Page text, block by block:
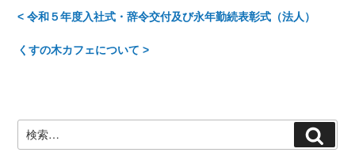
投
稿
ビ
ゲ
< 令和５年度入社式・辞令交付及び永年勤続表彰式（法人）
くすの木カフェについて >
索